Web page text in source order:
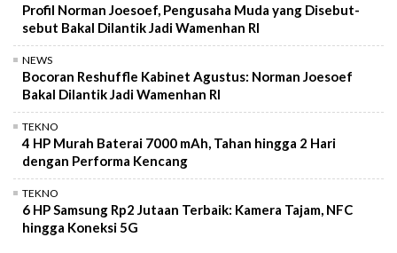
Profil Norman Joesoef, Pengusaha Muda yang Disebut-
sebut Bakal Dilantik Jadi Wamenhan RI
NEWS
Bocoran Reshuffle Kabinet Agustus: Norman Joesoef
Bakal Dilantik Jadi Wamenhan RI
TEKNO
4 HP Murah Baterai 7000 mAh, Tahan hingga 2 Hari
dengan Performa Kencang
TEKNO
6 HP Samsung Rp2 Jutaan Terbaik: Kamera Tajam, NFC
hingga Koneksi 5G